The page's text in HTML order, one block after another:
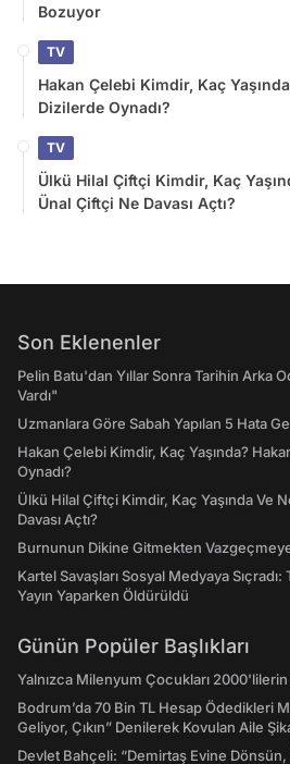
Bozuyor
TV
Hakan Çelebi Kimdir, Kaç
Dizilerde Oynadı?
TV
Ülkü Hilal Çiftçi Kimdir, Kaç
Ünal Çiftçi Ne Davası Açtı?
Son Eklenenler
Pelin Batu'dan Yıllar Sonra Tarihin Arka
Vardı"
Uzmanlara Göre Sabah Yapılan 5 Hata
Hakan Çelebi Kimdir, Kaç Yaşında?
Oynadı?
Ülkü Hilal Çiftçi Kimdir, Kaç Yaşında Ve
Davası Açtı?
Burnunun Dikine Gitmekten
Kartel Savaşları Sosyal Medyaya
Yayın Yaparken Öldürüldü
Günün Popüler Başlıkları
Yalnızca Milenyum Çocukları
Bodrum’da 70 Bin TL Hesap Ödedikleri
Geliyor, Çıkın” Denilerek Kovulan Aile
Devlet Bahçeli: “Demirtaş Evine Dönsün,